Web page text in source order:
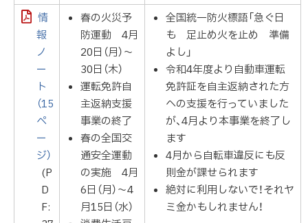
情
報
ノ
ー
ト
（15
ペ
ー
ジ）
(P
D
F:
春の火災予
防運動 4月
20日（月）～
30日（木）
運転免許自
主返納支援
事業の終了
春の全国交
通安全運動
の実施 4月
6日（月）～4
月15日（水）
全国統一防火標語「急ぐ日
も 足止め火を止め 準備
よし」
令和4年度より自動車運転
免許証を自主返納された方
への支援を行っていました
が、4月より本事業を終了し
ます
4月から自転車違反にも反
則金が課せられます
絶対に利用しないで！それヤ
ミ金かもしれません！